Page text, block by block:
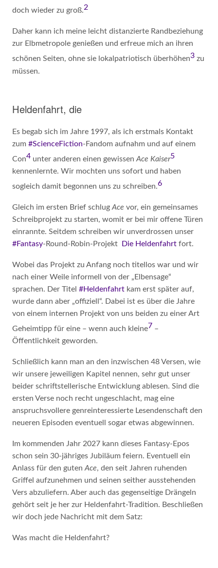
doch wieder zu groß.2
Daher kann ich meine leicht distanzierte Randbeziehung
zur Elbmetropole genießen und erfreue mich an ihren
schönen Seiten, ohne sie lokalpatriotisch überhöhen3zu
müssen.
Heldenfahrt, die
Es begab sich im Jahre 1997, als ich erstmals Kontakt
zum #ScienceFiction-Fandom aufnahm und auf einem
Con4unter anderen einen gewissen Ace Kaiser5
kennenlernte. Wir mochten uns sofort und haben
sogleich damit begonnen uns zu schreiben.6
Gleich im ersten Brief schlugAce vor, ein gemeinsames
Schreibprojekt zu starten, womit er bei mir offene Türen
einrannte. Seitdem schreiben wir unverdrossen unser
#Fantasy-Round-Robin-Projekt Die Heldenfahrtfort.
Wobei das Projekt zu Anfang noch titellos war und wir
nach einer Weile informell von der „Elbensage“
sprachen. Der Titel #Heldenfahrtkam erst später auf,
wurde dann aber „offiziell“. Dabei ist es über die Jahre
von einem internen Projekt von uns beiden zu einer Art
Geheimtipp für eine – wenn auch kleine7 –
Öffentlichkeit geworden.
Schließlich kann man an den inzwischen 48 Versen, wie
wir unsere jeweiligen Kapitel nennen, sehr gut unser
beider schriftstellerische Entwicklung ablesen. Sind die
ersten Verse noch recht ungeschlacht, mag eine
anspruchsvollere genreinteressierte Lesendenschaft den
neueren Episoden eventuell sogar etwas abgewinnen.
Im kommenden Jahr 2027 kann dieses Fantasy-Epos
schon sein 30-jähriges Jubiläum feiern. Eventuell ein
Anlass für den guten Ace, den seit Jahren ruhenden
Griffel aufzunehmen und seinen seither ausstehenden
Vers abzuliefern. Aber auch das gegenseitige Drängeln
gehört seit je her zur Heldenfahrt-Tradition. Beschließen
wir doch jede Nachricht mit dem Satz:
Was macht die Heldenfahrt?